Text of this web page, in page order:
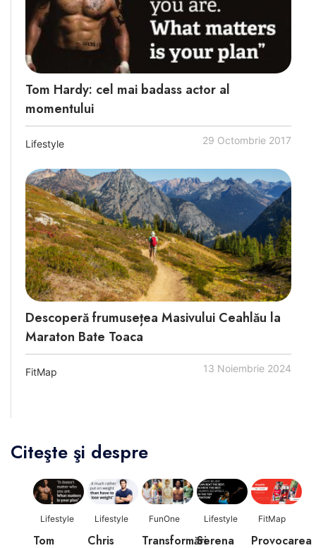
Tom Hardy: cel mai badass actor al
momentului
Lifestyle 29 Octombrie 2017
Descoperă frumusețea Masivului Ceahlău la
Maraton Bate Toaca
FitMap 13 Noiembrie 2024
Citeşte şi despre
Lifestyle
Tom
Lifestyle
Chris
FunOne
Transformări
Lifestyle
Serena
FitMap
Provocarea